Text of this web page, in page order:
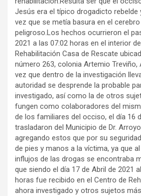
Jesús era el típico drogadicto rebelde
vez que se metía basura en el
peligroso.Los hechos ocurrieron el
2021 a las 07:02 horas en el interior
Rehabilitación Casa de Rescate
número 263, colonia Artemio Treviño,
vez que dentro de la investigación
autoridad se desprende la probable
investigado, así como la de otros
fungen como colaboradores del
de los familiares del occiso, el día 16
trasladaron del Municipio de Dr.
agregando estos que por su
de pies y manos a la víctima, ya que
influjos de las drogas se encontraba
que siendo el día 17 de Abril de 2021
horas fue recibido en el Centro de
ahora investigado y otros sujetos